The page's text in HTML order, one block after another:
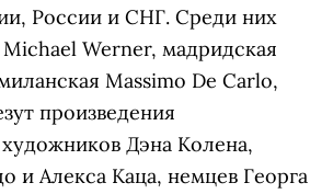
России и СНГ. Среди них
Werner, мадридская
Massimo De Carlo,
произведения
Дэна Колена,
и Алекса Каца, немцев Георга